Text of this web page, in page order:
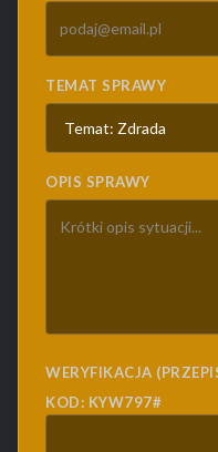
TEMAT SPRAWY
OPIS SPRAWY
WERYFIKACJA
KOD: KYW797#